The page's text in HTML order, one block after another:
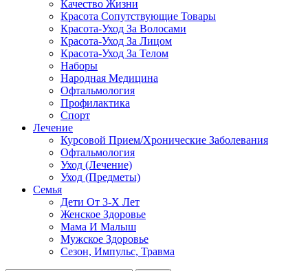
Качество Жизни
Красота Сопутствующие Товары
Красота-Уход За Волосами
Красота-Уход За Лицом
Красота-Уход За Телом
Наборы
Народная Медицина
Офтальмология
Профилактика
Спорт
Лечение
Курсовой Прием/Хронические Заболевания
Офтальмология
Уход (Лечение)
Уход (Предметы)
Семья
Дети От 3-Х Лет
Женское Здоровье
Мама И Малыш
Мужское Здоровье
Сезон, Импульс, Травма